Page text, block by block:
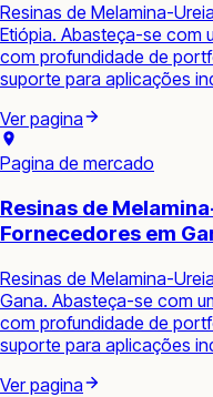
Resinas de Melamina-
Etiópia. Abasteça-se com
com profundidade de
suporte para aplicações
Ver pagina
Pagina de mercado
Resinas de
Fornecedores em
Resinas de Melamina-
Gana. Abasteça-se com
com profundidade de
suporte para aplicações
Ver pagina